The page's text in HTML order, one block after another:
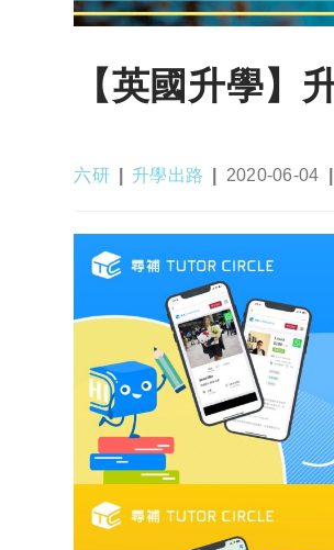
【英國升學】
Post
六研
Post
升學出路
Post
2020-06-04